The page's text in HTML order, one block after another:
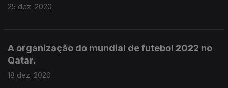
25 dez. 2020
A organização do mundial de futebol 2022 no
Qatar.
18 dez. 2020